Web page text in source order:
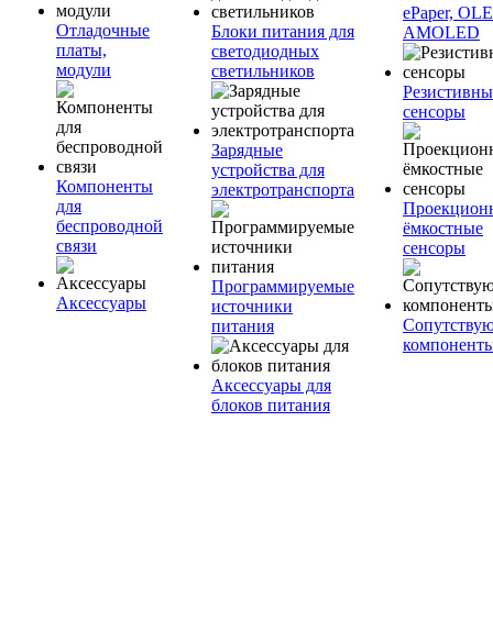
Отладочные
платы,
модули
Компоненты
для
беспроводной
связи
Аксессуары
Блоки питания для
светодиодных
светильников
Зарядные
устройства для
электротранспорта
Программируемые
источники
питания
Аксессуары для
блоков питания
ePaper,
AMOLED
сенсоры
ёмкостные
сенсоры